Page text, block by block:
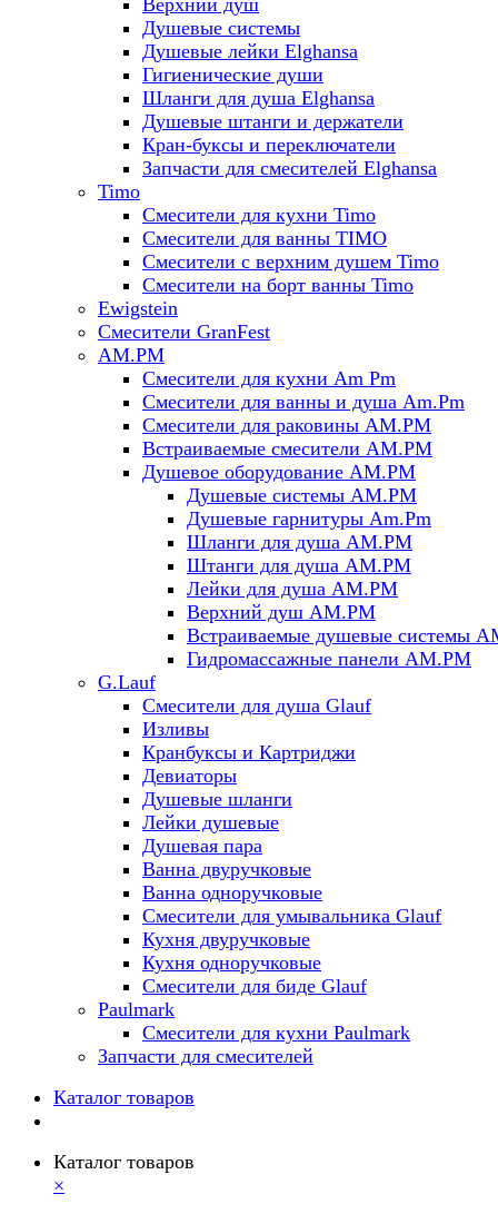
Верхний душ
Душевые системы
Душевые лейки Elghansa
Гигиенические души
Шланги для душа Elghansa
Душевые штанги и держатели
Кран-буксы и переключатели
Запчасти для смесителей Elghansa
Timo
Смесители для кухни Timo
Смесители для ванны TIMO
Смесители с верхним душем Timo
Смесители на борт ванны Timo
Ewigstein
Смесители GranFest
AM.PM
Смесители для кухни Am Pm
Смесители для ванны и душа Am.Pm
Смесители для раковины AM.PM
Встраиваемые смесители AM.PM
Душевое оборудование AM.PM
Душевые системы AM.PM
Душевые гарнитуры Am.Pm
Шланги для душа AM.PM
Штанги для душа AM.PM
Лейки для душа AM.PM
Верхний душ AM.PM
Встраиваемые душевые системы
Гидромассажные панели AM.PM
G.Lauf
Смесители для душа Glauf
Изливы
Кранбуксы и Картриджи
Девиаторы
Душевые шланги
Лейки душевые
Душевая пара
Ванна двуручковые
Ванна одноручковые
Смесители для умывальника Glauf
Кухня двуручковые
Кухня одноручковые
Смесители для биде Glauf
Paulmark
Смесители для кухни Paulmark
Запчасти для смесителей
Каталог товаров
Каталог товаров
×